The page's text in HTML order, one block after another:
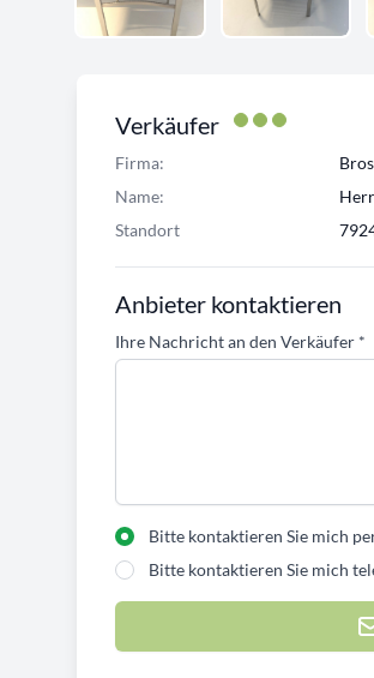
Verkäufer
Firma:
Name:
Standort
Anbieter kontaktieren
Ihre Nachricht an den Verkäufer *
Bitte kontaktieren Sie mich
Bitte kontaktieren Sie mich